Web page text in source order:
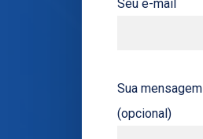
Seu e-mail
Sua mensagem
(opcional)